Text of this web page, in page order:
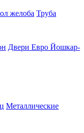
желоба Труба
Двери Евро Йошкар-
Металлические